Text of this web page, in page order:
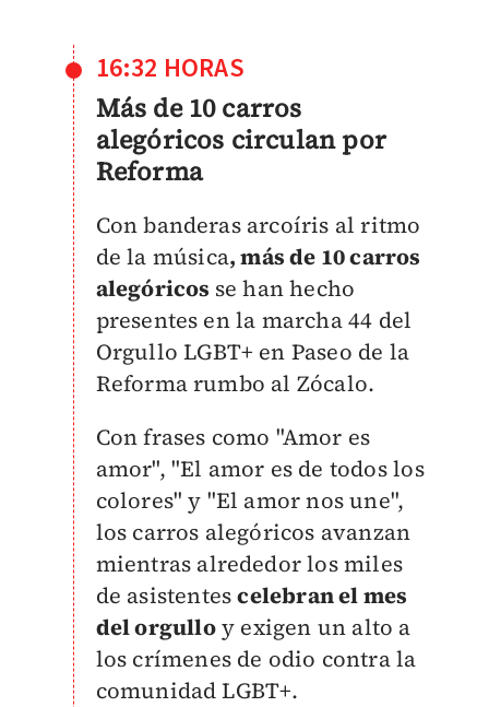
16:32 HORAS
Más de 10 carros
alegóricos circulan por
Reforma
Con banderas arcoíris al ritmo
de la música, más de 10 carros
alegóricos se han hecho
presentes en la marcha 44 del
Orgullo LGBT+ en Paseo de la
Reforma rumbo al Zócalo.
Con frases como "Amor es
amor", "El amor es de todos los
colores" y "El amor nos une",
los carros alegóricos avanzan
mientras alrededor los miles
de asistentescelebran el mes
del orgulloy exigen un alto a
los crímenes de odio contra la
comunidad LGBT+.